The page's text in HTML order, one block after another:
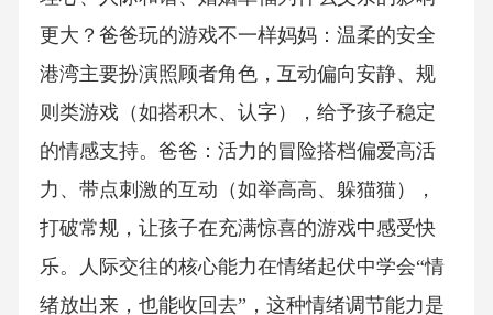
更大？爸爸玩的游戏不一样妈妈：温柔的安全
港湾主要扮演照顾者角色，互动偏向安静、规
则类游戏（如搭积木、认字），给予孩子稳定
的情感支持。爸爸：活力的冒险搭档偏爱高活
力、带点刺激的互动（如举高高、躲猫猫），
打破常规，让孩子在充满惊喜的游戏中感受快
乐。人际交往的核心能力在情绪起伏中学会“情
绪放出来，也能收回去”，这种情绪调节能力是